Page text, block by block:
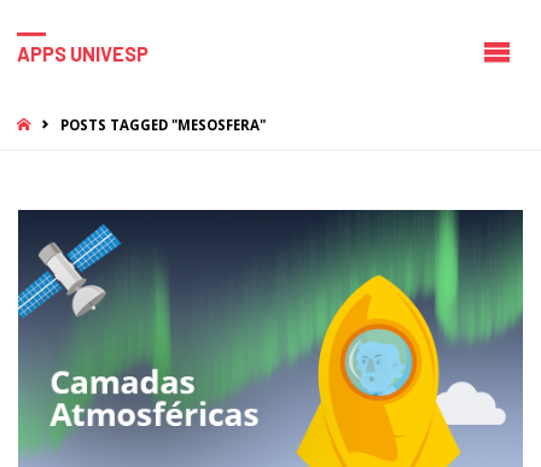
APPS UNIVESP
HOMEPOSTS TAGGED "MESOSFERA"